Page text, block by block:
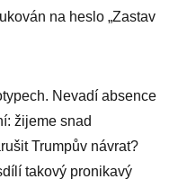
na heslo „Zastav
Nevadí absence
žijeme snad
Trumpův návrat?
takový pronikavý